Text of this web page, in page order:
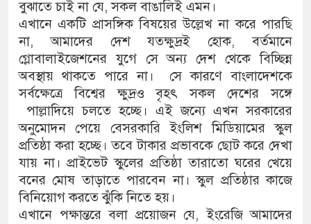
বুঝাতে চাই না যে, সকল বাঙালিই এমন।
এখানে একটি প্রাসঙ্গিক বিষয়ের উল্লেখ না করে পারছি
না, আমাদের দেশ যতক্ষুদ্রই হোক, বর্তমানে
গ্লোবালাইজেশনের যুগে সে অন্য দেশ থেকে বিচ্ছিন্ন
অবস্থায় থাকতে পারে না। সে কারণে বাংলাদেশকে
সর্বক্ষেত্রে বিশ্বের ক্ষুদ্রও বৃহৎ সকল দেশের সঙ্গে
পাল্লাদিয়ে চলতে হচ্ছে। এই জন্যে এখন সরকারের
অনুমোদন পেয়ে বেসরকারি ইংলিশ মিডিয়ামের স্কুল
প্রতিষ্ঠা করা হচ্ছে। তবে টাকার প্রভাবকে ছোট করে দেখা
যায় না। প্রাইভেট স্কুলের প্রতিষ্ঠা তারাতো ঘরের খেয়ে
বনের মোষ তাড়াতে পারবেন না। স্কুল প্রতিষ্ঠার কাজে
বিনিয়োগ করতে ঝুঁকি নিতে হয়।
এখানে পক্ষান্তরে বলা প্রয়োজন যে, ইংরেজি আমাদের